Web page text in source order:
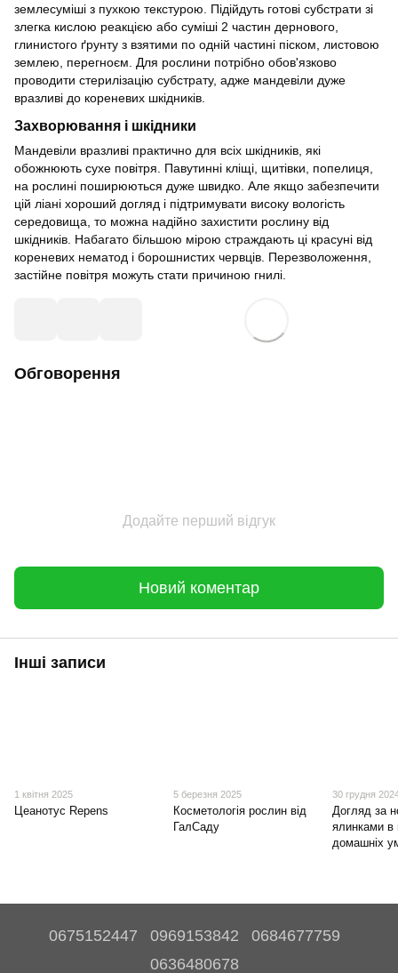
землесуміші з пухкою текстурою. Підійдуть готові субстрати зі
злегка кислою реакцією або суміші 2 частин дернового,
глинистого ґрунту з взятими по одній частині піском, листовою
землею, перегноєм. Для рослини потрібно обов'язково
проводити стерилізацію субстрату, адже мандевіли дуже
вразливі до кореневих шкідників.
Захворювання і шкідники
Мандевіли вразливі практично для всіх шкідників, які
обожнюють сухе повітря. Павутинні кліщі, щитівки, попелиця,
на рослині поширюються дуже швидко. Але якщо забезпечити
цій ліані хороший догляд і підтримувати високу вологість
середовища, то можна надійно захистити рослину від
шкідників. Набагато більшою мірою страждають ці красуні від
кореневих нематод і борошнистих червців. Перезволоження,
застійне повітря можуть стати причиною гнилі.
Обговорення
Додайте перший відгук
Новий коментар
Інші записи
1 квітня 2025
Цеанотус Repens
5 березня 2025
Косметологія рослин від
ГалСаду
30 грудня
Догляд за
ялинками в
домашніх
0675152447 0969153842
0684677759
0636480678